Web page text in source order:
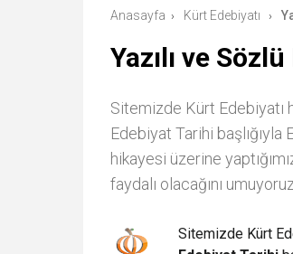
Anasayfa › Kürt Edebiyatı ›
Yazılı ve
Sitemizde Kürt Edebiyatı
Edebiyat Tarihi
hikayesi üzerine
faydalı olacağını umuyoruz.
Sitemizde Kürt